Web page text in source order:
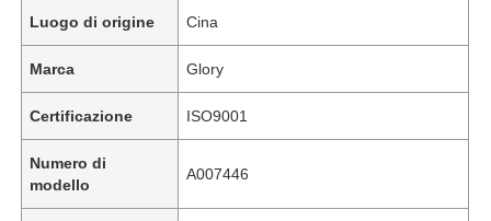
Luogo di origine Cina
Marca Glory
Certificazione ISO9001
Numero di
modello
A007446